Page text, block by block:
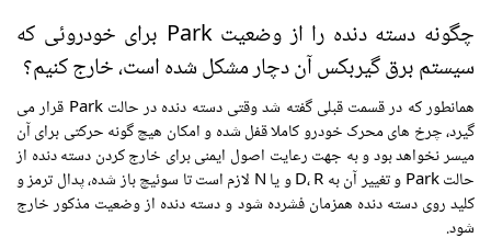
چگونه دسته دنده را از وضعیت Park برای خودروئی که
سیستم برق گیربکس آن دچار مشکل شده است، خارج کنیم؟
همانطور که در قسمت قبلی گفته شد وقتی دسته دنده در حالت Park قرار می
گیرد، چرخ های محرک خودرو کاملا قفل شده و امکان هیچ گونه حرکتی برای آن
میسر نخواهد بود و به جهت رعایت اصول ایمنی برای خارج کردن دسته دنده از
حالت Park و تغییر آن به D، R و یا N لازم است تا سوئیچ باز شده، پدال ترمز و
کلید روی دسته دنده همزمان فشرده شود و دسته دنده از وضعیت مذکور خارج
شود.